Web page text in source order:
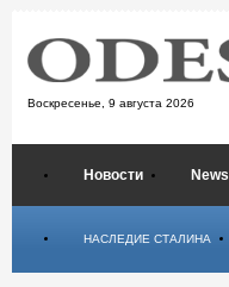
Воскресенье, 9 августа 2026
Новости News
НАСЛЕДИЕ СТАЛИНА